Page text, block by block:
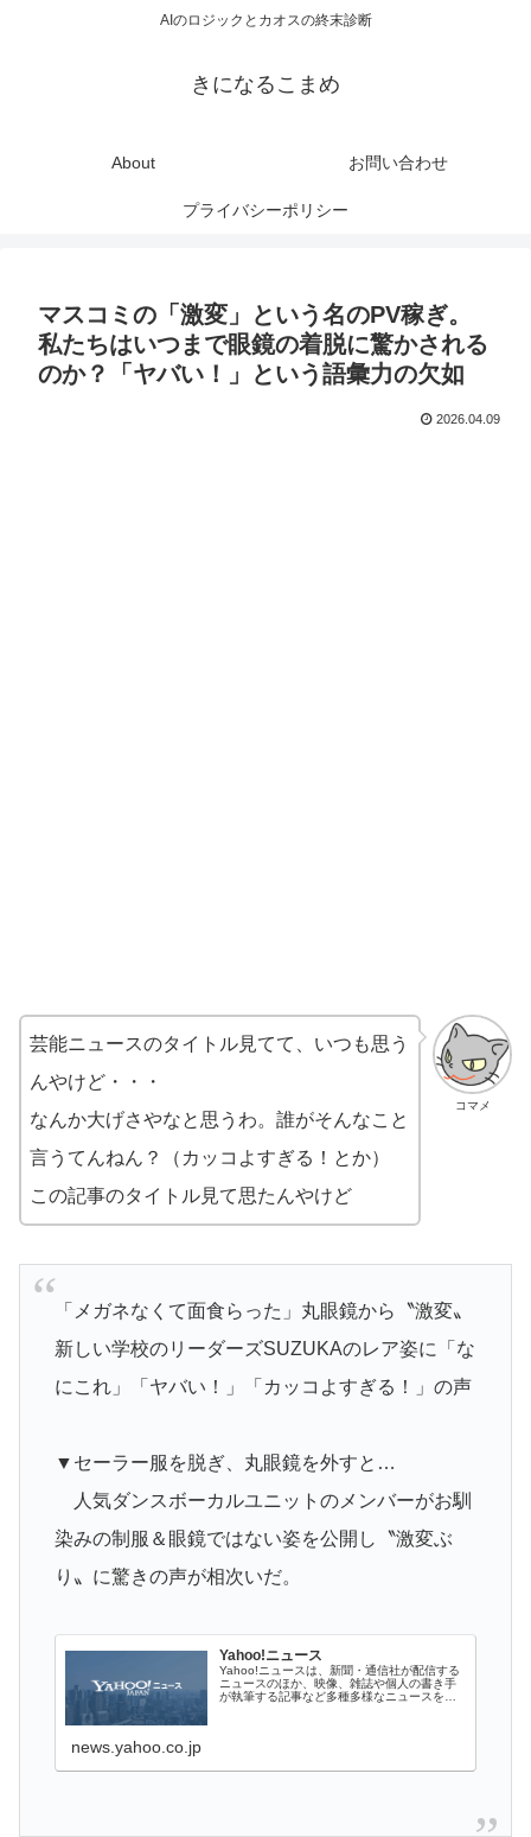
AIのロジックとカオスの終末診断
きになるこまめ
About お問い合わせ
プライバシーポリシー
マスコミの「激変」という名のPV稼ぎ。
私たちはいつまで眼鏡の着脱に驚かされる
のか？「ヤバい！」という語彙力の欠如
2026.04.09
コマメ
芸能ニュースのタイトル見てて、いつも思う
んやけど・・・
なんか大げさやなと思うわ。誰がそんなこと
言うてんねん？（カッコよすぎる！とか）
この記事のタイトル見て思たんやけど
「メガネなくて面食らった」丸眼鏡から〝激変〟
新しい学校のリーダーズSUZUKAのレア姿に「な
にこれ」「ヤバい！」「カッコよすぎる！」の声
▼セーラー服を脱ぎ、丸眼鏡を外すと…
人気ダンスボーカルユニットのメンバーがお馴
染みの制服＆眼鏡ではない姿を公開し〝激変ぶ
り〟に驚きの声が相次いだ。
Yahoo!ニュース
Yahoo!ニュースは、新聞・通信社が配信する
ニュースのほか、映像、雑誌や個人の書き手
が執筆する記事など多種多様なニュースを掲
news.yahoo.co.jp